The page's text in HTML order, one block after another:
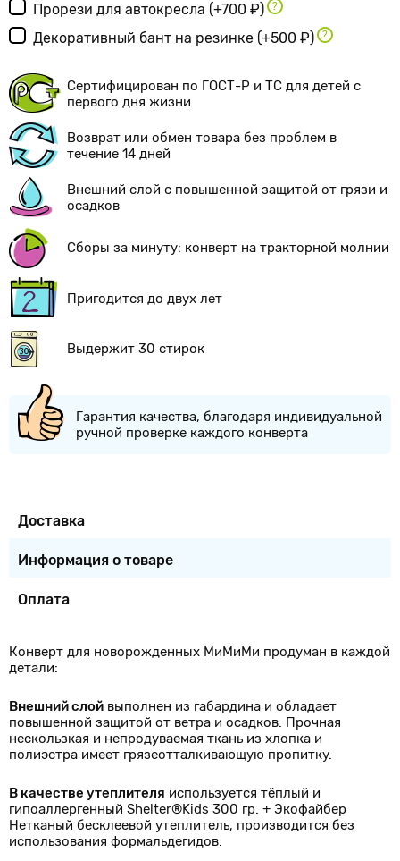
Прорези для автокресла (+700 ₽)
Декоративный бант на резинке (+500 ₽)
Сертифицирован по ГОСТ-Р и ТС для детей с
первого дня жизни
Возврат или обмен товара без проблем в
течение 14 дней
Внешний слой с повышенной защитой от грязи и
осадков
Сборы за минуту: конверт на тракторной молнии
Пригодится до двух лет
Выдержит 30 стирок
Гарантия качества, благодаря индивидуальной
ручной проверке каждого конверта
Доставка
Информация о товаре
Оплата
Конверт для новорожденных МиМиМи продуман в каждой
детали:
Внешний слой выполнен из габардина и обладает
повышенной защитой от ветра и осадков. Прочная
нескользкая и непродуваемая ткань из хлопка и
полиэстра имеет грязеотталкивающую пропитку.
В качестве утеплителя используется тёплый и
гипоаллергенный Shelter®Kids 300 гр. + Экофайбер
Нетканый бесклеевой утеплитель, производится без
использования формальдегидов.